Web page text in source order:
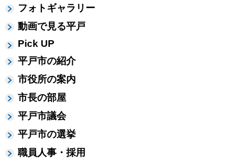
フォトギャラリー
動画で見る平戸
Pick UP
平戸市の紹介
市役所の案内
市長の部屋
平戸市議会
平戸市の選挙
職員人事・採用